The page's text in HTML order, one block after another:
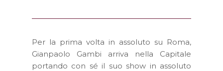
Per la prima volta in assoluto su Roma,
Gianpaolo Gambi arriva nella Capitale
portando con sé il suo show in assoluto